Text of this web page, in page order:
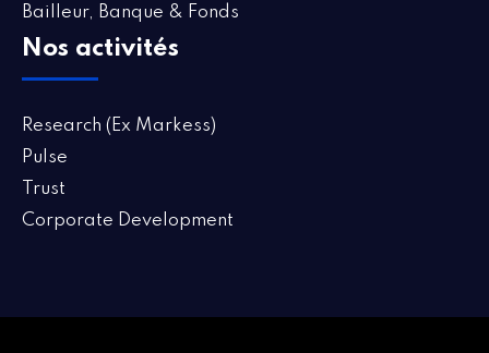
Bailleur, Banque & Fonds
Nos activités
Research (Ex Markess)
Pulse
Trust
Corporate Development